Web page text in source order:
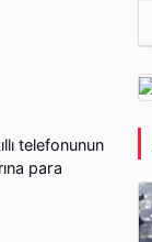
telefonunun
para